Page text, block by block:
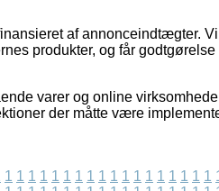
af annonceindtægter.
produkter, og får
varer og online
der måtte være
1 1 1 1 1 1 1 1 1 1 1 1 1 1 1 1 1 1